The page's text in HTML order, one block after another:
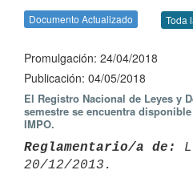
Documento Actualizado Toda
Promulgación: 24/04/2018
Publicación: 04/05/2018
El Registro Nacional de Leyes y
semestre se encuentra
IMPO.
Reglamentario/a de: